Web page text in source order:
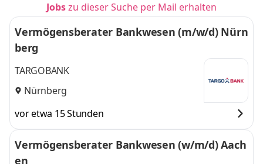
Jobszu dieser Suche per Mail erhalten
Vermögensberater Bankwesen (m/w/d) Nürn
berg
TARGOBANK
Nürnberg
vor etwa 15 Stunden
Vermögensberater Bankwesen (w/m/d) Aach
en